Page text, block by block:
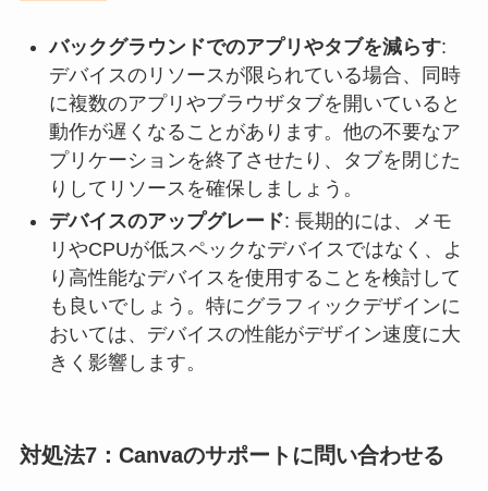
バックグラウンドでのアプリやタブを減らす:
デバイスのリソースが限られている場合、同時
に複数のアプリやブラウザタブを開いていると
動作が遅くなることがあります。他の不要なア
プリケーションを終了させたり、タブを閉じた
りしてリソースを確保しましょう。
デバイスのアップグレード: 長期的には、メモ
リやCPUが低スペックなデバイスではなく、よ
り高性能なデバイスを使用することを検討して
も良いでしょう。特にグラフィックデザインに
おいては、デバイスの性能がデザイン速度に大
きく影響します。
対処法7：Canvaのサポートに問い合わせる